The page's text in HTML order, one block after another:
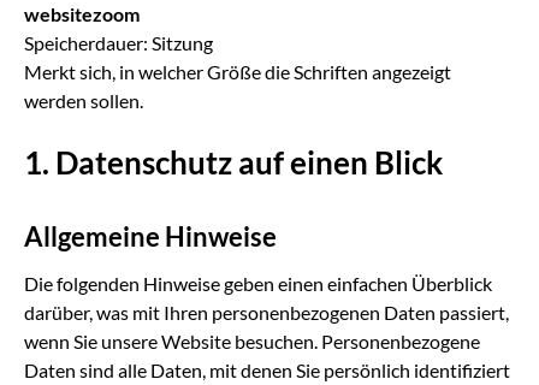
websitezoom
Speicherdauer Sitzung
Merkt sich, in welcher Größe die Schriften angezeigt
werden sollen.
1. Datenschutz auf einen Blick
Allgemeine Hinweise
Die folgenden Hinweise geben einen einfachen Überblick
darüber, was mit Ihren personenbezogenen Daten passiert,
wenn Sie unsere Website besuchen. Personenbezogene
Daten sind alle Daten, mit denen Sie persönlich identifiziert